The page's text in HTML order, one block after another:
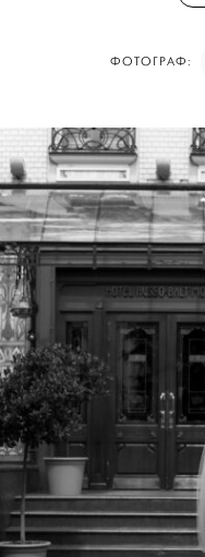
ФОТОГРАФ: